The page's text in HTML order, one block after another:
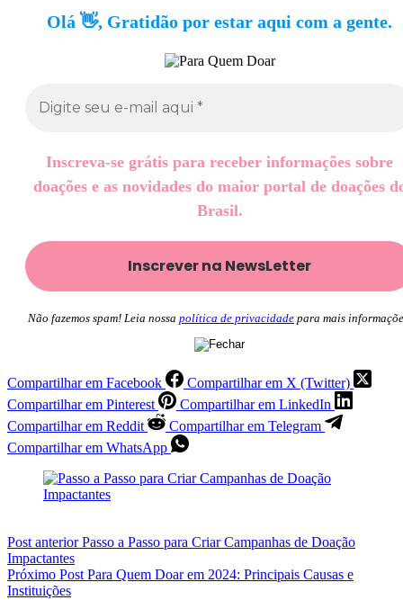
Olá 👋, Gratidão por estar aqui com a gente.
Inscreva-se grátis para receber informações sobre
doações e as novidades do maior portal de doações
Brasil.
Não fazemos spam! Leia nossa política de privacidade para mais
Compartilhar em Facebook
Compartilhar em X (Twitter)
Compartilhar em Pinterest
Compartilhar em LinkedIn
Compartilhar em Reddit
Compartilhar em Telegram
Compartilhar em WhatsApp
PostanteriorPasso a Passo para Criar Campanhas de Doação
Impactantes
Próximo Post Para Quem Doar em 2024: Principais Causas e
Instituições